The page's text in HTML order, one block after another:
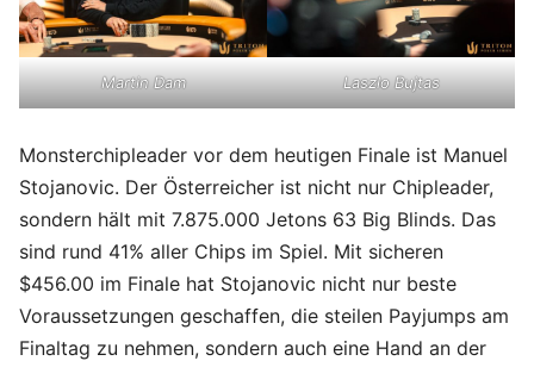
Martin Dam Laszlo Bujtas
Monsterchipleader vor dem heutigen Finale ist Manuel
Stojanovic. Der Österreicher ist nicht nur Chipleader,
sondern hält mit 7.875.000 Jetons 63 Big Blinds. Das
sind rund 41% aller Chips im Spiel. Mit sicheren
$456.00 im Finale hat Stojanovic nicht nur beste
Voraussetzungen geschaffen, die steilen Payjumps am
Finaltag zu nehmen, sondern auch eine Hand an der